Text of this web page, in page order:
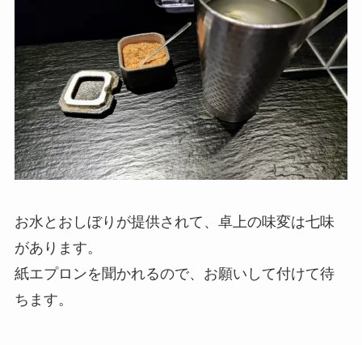
お水とおしぼりが提供されて、卓上の味変は七味
があります。
紙エプロンを聞かれるので、お願いして付けて待
ちます。